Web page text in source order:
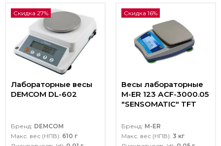
Скидка 27%
Лабораторные весы
DEMCOM DL-602
Бренд: DEMCOM
Макс. вес (НПВ): 610 г
Скидка 16%
Весы лабораторные
M-ER 123 АCF-3000.05
"SENSOMATIC" TFT
Бренд: M-ER
Макс. вес (НПВ): 3 кг